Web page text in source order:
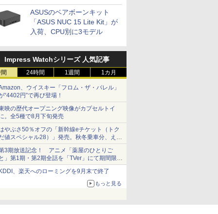
PCセール
ASUSのベアボーンキット
「ASUS NUC 15 Lite Kit」が
入荷、CPU別に3モデル
Impress Watchシリーズ 人気記事
24時間 1週間 1カ月
、ウイスキー「フロム・ザ・バレル」
“4402円”で再び登場！
映の歴代オープニング映像がカプセルトイ
。全5種で8月下旬発売
やぶさ50％オフの「新幹線eチケット（トク
値スペシャル28）」発売。秋冬乗車分、えき
っと限定
3期放送記念！ アニメ「薬屋のひとりご
」第1期・第2期全話を「TVer」にて期間限定
順次無料配信開始
、楽天へのローミングを9月末で終了
もっと見る